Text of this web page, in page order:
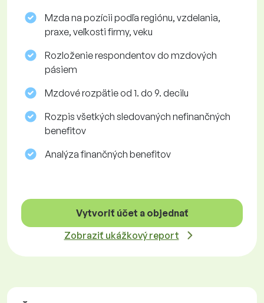
Mzda na pozícii podľa regiónu, vzdelania,
praxe, veľkosti firmy, veku
Rozloženie respondentov do mzdových
pásiem
Mzdové rozpätie od 1. do 9. decilu
Rozpis všetkých sledovaných nefinančných
benefitov
Analýza finančných benefitov
Vytvoriť účet a objednať
Zobraziť ukážkový report